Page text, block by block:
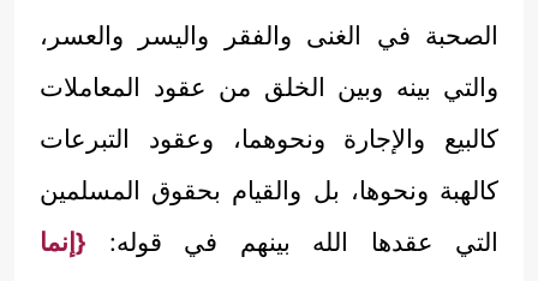
الصحبة في الغنى والفقر واليسر والعسر،
والتي بينه وبين الخلق من عقود المعاملات
كالبيع والإجارة ونحوهما، وعقود التبرعات
كالهبة ونحوها، بل والقيام بحقوق المسلمين
التي عقدها الله بينهم في قوله: {إنما